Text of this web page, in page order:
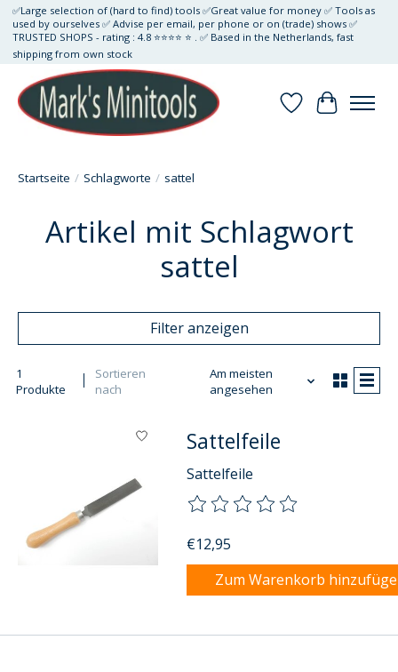
✅Large selection of (hard to find) tools ✅Great value for money ✅ Tools as
used by ourselves ✅ Advise per email, per phone or on (trade) shows ✅
TRUSTED SHOPS - rating : 4.8 ⭐⭐⭐⭐ ⭐ . ✅ Based in the Netherlands, fast
shipping from own stock
Wunschzettel
Ihr
Startseite / Schlagworte / sattel
Artikel mit Schlagwort
sattel
Filter anzeigen
1
Produkte
Sortieren
nach
Am meisten
angesehen
Sattelfeile
Sattelfeile
Die Bewertung dieses
€12,95
Zum Warenkorb